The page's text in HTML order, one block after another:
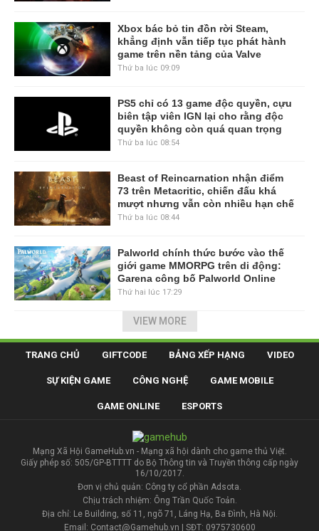
Xbox bác bỏ tin đồn rời Steam,
khẳng định vẫn tiếp tục phát hành
game trên nền tảng của Valve
Thứ ba lúc 09:09
PS5 chỉ có 13 game độc quyền, cựu
biên tập viên IGN lại cho rằng độc
quyền không còn quá quan trọng
Thứ ba lúc 08:54
Beast of Reincarnation nhận điểm
73 trên Metacritic, chiến đấu khá
mượt nhưng vẫn còn nhiều hạn chế
Thứ ba lúc 08:44
Palworld chính thức bước vào thế
giới game MMORPG trên di động:
Garena công bố Palworld Online
Thứ hai lúc 17:29
VIEW MORE
TRANG CHỦ GIFTCODE BẢNG XẾP HẠNG VIDEO
SỰ KIỆN GAME CÔNG NGHỆ GAME MOBILE
GAME ONLINE ESPORTS
Mạng Xã Hội GameHub.vn - Mạng xã hội dành cho game thủ Việt.
Giấy phép số: 505/GP-BTTTT do Bộ Thông tin và Truyền thông cấp ngày
16/10/2017.
Đơn vị chủ quản: Công ty cổ phần Adsota.
Chịu trách nhiệm: Ông Trần Quốc Toản.
Địa chỉ: Le Building, số 11, ngõ 71, Láng Hạ, Ba Đình, Hà Nội.
Email: Contact@Gamehub.vn | SĐT: 0975730600